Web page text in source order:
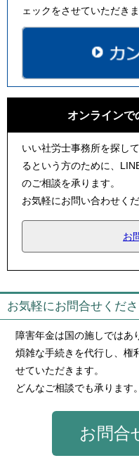
ェックをさせていただきま
オンラインで
いい社労士事務所を探し
るという方のために、
のご相談を承ります。
お気軽にお問い合わせくだ
お
お気軽にお問合せくださ
障害年金は国の施しではあ
煩雑な手続きを代行し、権
せていただきます。
どんなご相談でも承ります
お問合